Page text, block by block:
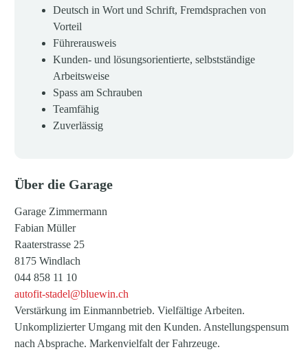
Deutsch in Wort und Schrift, Fremdsprachen von
Vorteil
Führerausweis
Kunden- und lösungsorientierte, selbstständige
Arbeitsweise
Spass am Schrauben
Teamfähig
Zuverlässig
Über die Garage
Garage Zimmermann
Fabian Müller
Raaterstrasse 25
8175 Windlach
044 858 11 10
autofit-stadel@bluewin.ch
Verstärkung im Einmannbetrieb. Vielfältige Arbeiten.
Unkomplizierter Umgang mit den Kunden. Anstellungspensum
nach Absprache. Markenvielfalt der Fahrzeuge.